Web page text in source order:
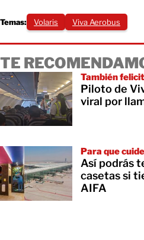
Temas: Volaris Viva Aerobus
TE
También
Piloto de
viral por
Para que
Así podrás
casetas si
AIFA